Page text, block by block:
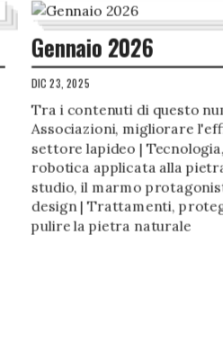
Gennaio 2026
DIC 23, 2025
Tra i contenuti di questo
Associazioni, migliorare
settore lapideo |
robotica applicata alla
studio, il marmo
design | Trattamenti,
pulire la pietra naturale